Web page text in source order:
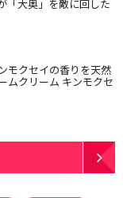
「大奥」を敵に回した
モクセイの香りを天然
ムクリーム キンモクセ